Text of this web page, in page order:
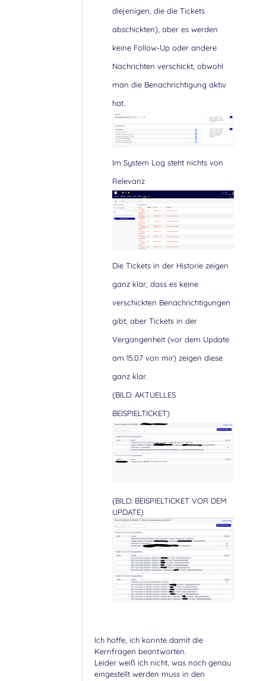
diejenigen, die die Tickets
abschickten), aber es werden
keine Follow-Up oder andere
Nachrichten verschickt, obwohl
man die Benachrichtigung aktiv
hat.
Im System Log steht nichts von
Relevanz
Die Tickets in der Historie zeigen
ganz klar, dass es keine
verschickten Benachrichtigungen
gibt, aber Tickets in der
Vergangenheit (vor dem Update
am 15.07 von mir) zeigen diese
ganz klar.
(BILD: AKTUELLES
BEISPIELTICKET)
(BILD: BEISPIELTICKET VOR DEM
UPDATE)
Ich hoffe, ich konnte damit die
Kernfragen beantworten.
Leider weiß ich nicht, was noch genau
eingestellt werden muss in den